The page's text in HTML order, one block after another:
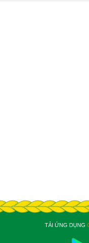
TẢI ỨNG DỤNG